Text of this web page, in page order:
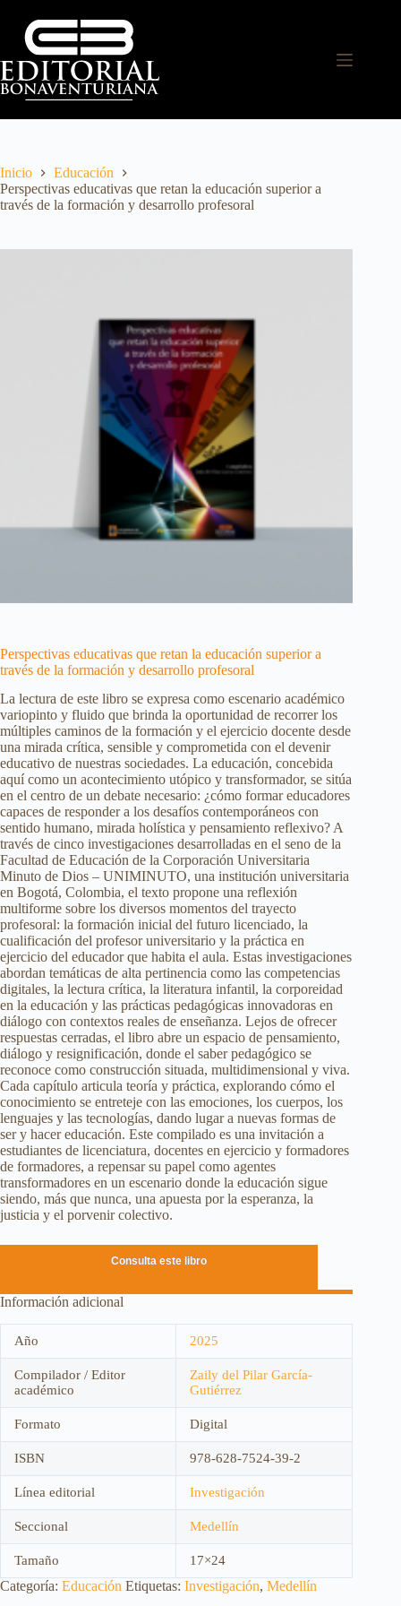
Inicio
Educación
Perspectivas educativas que retan la educación superior a
través de la formación y desarrollo profesoral
Perspectivas educativas que retan la educación superior a
través de la formación y desarrollo profesoral
La lectura de este libro se expresa como escenario académico
variopinto y fluido que brinda la oportunidad de recorrer los
múltiples caminos de la formación y el ejercicio docente desde
una mirada crítica, sensible y comprometida con el devenir
educativo de nuestras sociedades. La educación, concebida
aquí como un acontecimiento utópico y transformador, se sitúa
en el centro de un debate necesario: ¿cómo formar educadores
capaces de responder a los desafíos contemporáneos con
sentido humano, mirada holística y pensamiento reflexivo? A
través de cinco investigaciones desarrolladas en el seno de la
Facultad de Educación de la Corporación Universitaria
Minuto de Dios – UNIMINUTO, una institución universitaria
en Bogotá, Colombia, el texto propone una reflexión
multiforme sobre los diversos momentos del trayecto
profesoral: la formación inicial del futuro licenciado, la
cualificación del profesor universitario y la práctica en
ejercicio del educador que habita el aula. Estas investigaciones
abordan temáticas de alta pertinencia como las competencias
digitales, la lectura crítica, la literatura infantil, la corporeidad
en la educación y las prácticas pedagógicas innovadoras en
diálogo con contextos reales de enseñanza. Lejos de ofrecer
respuestas cerradas, el libro abre un espacio de pensamiento,
diálogo y resignificación, donde el saber pedagógico se
reconoce como construcción situada, multidimensional y viva.
Cada capítulo articula teoría y práctica, explorando cómo el
conocimiento se entreteje con las emociones, los cuerpos, los
lenguajes y las tecnologías, dando lugar a nuevas formas de
ser y hacer educación. Este compilado es una invitación a
estudiantes de licenciatura, docentes en ejercicio y formadores
de formadores, a repensar su papel como agentes
transformadores en un escenario donde la educación sigue
siendo, más que nunca, una apuesta por la esperanza, la
justicia y el porvenir colectivo.
Consulta este libro
Información adicional
Año 2025
Compilador / Editor
académico
Zaily del Pilar García-
Gutiérrez
Formato Digital
ISBN 978-628-7524-39-2
Línea editorial Investigación
Seccional Medellín
Tamaño 17×24
Categoría: Educación Etiquetas: Investigación, Medellín